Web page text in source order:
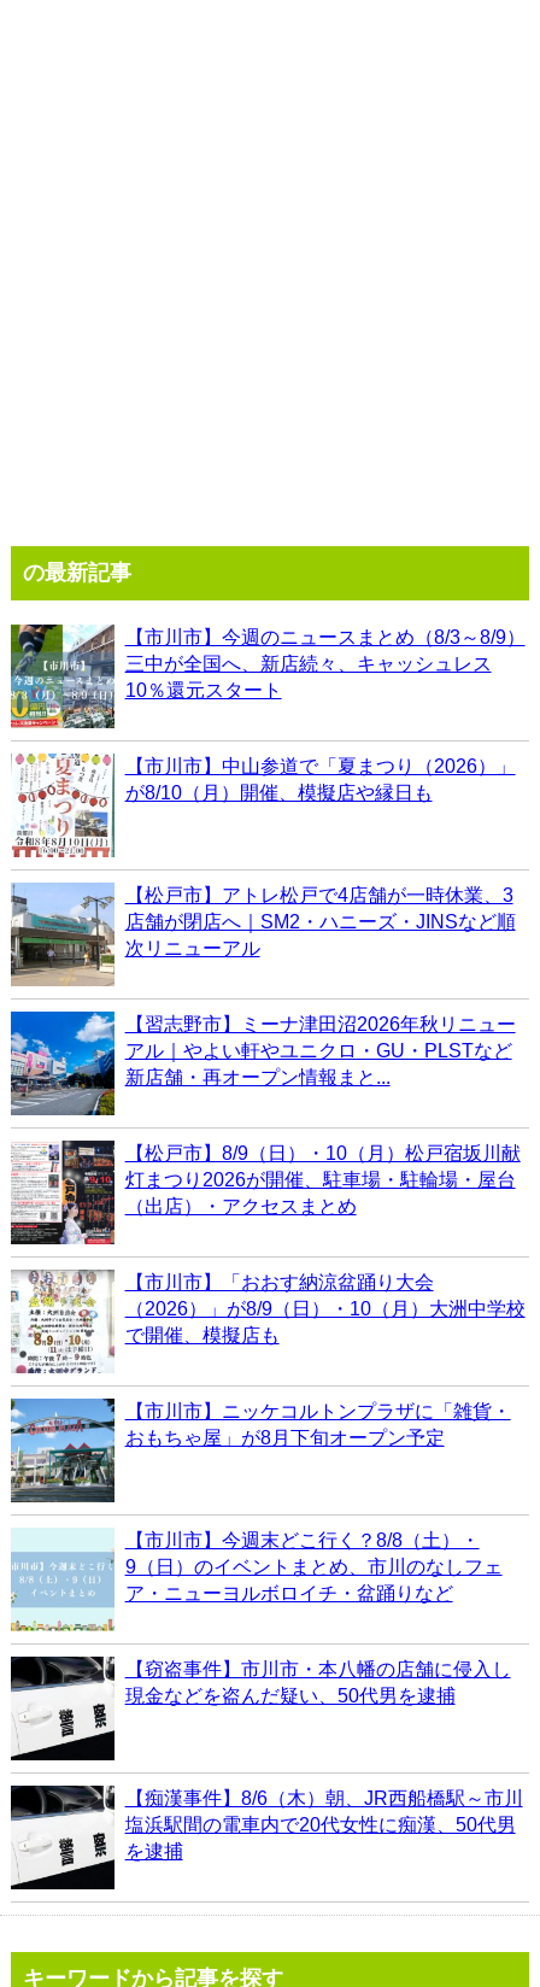
の最新記事
【市川市】今週のニュースまとめ（8/3～8/9）
三中が全国へ、新店続々、キャッシュレス
10％還元スタート
【市川市】中山参道で「夏まつり（2026）」
が8/10（月）開催、模擬店や縁日も
【松戸市】アトレ松戸で4店舗が一時休業、3
店舗が閉店へ｜SM2・ハニーズ・JINSなど順
次リニューアル
【習志野市】ミーナ津田沼2026年秋リニュー
アル｜やよい軒やユニクロ・GU・PLSTなど
新店舗・再オープン情報まと...
【松戸市】8/9（日）・10（月）松戸宿坂川献
灯まつり2026が開催、駐車場・駐輪場・屋台
（出店）・アクセスまとめ
【市川市】「おおす納涼盆踊り大会
（2026）」が8/9（日）・10（月）大洲中学校
で開催、模擬店も
【市川市】ニッケコルトンプラザに「雑貨・
おもちゃ屋」が8月下旬オープン予定
【市川市】今週末どこ行く？8/8（土）・
9（日）のイベントまとめ、市川のなしフェ
ア・ニューヨルボロイチ・盆踊りなど
【窃盗事件】市川市・本八幡の店舗に侵入し
現金などを盗んだ疑い、50代男を逮捕
【痴漢事件】8/6（木）朝、JR西船橋駅～市川
塩浜駅間の電車内で20代女性に痴漢、50代男
を逮捕
キーワードから記事を探す